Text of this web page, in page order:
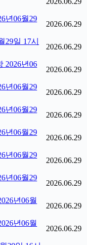
년06월29
2026.06.29
29일 17시
2026.06.29
2026년06
2026.06.29
년06월29
2026.06.29
년06월29
2026.06.29
년06월29
2026.06.29
년06월29
2026.06.29
년06월29
2026.06.29
년06월
2026.06.29
년06월
2026.06.29